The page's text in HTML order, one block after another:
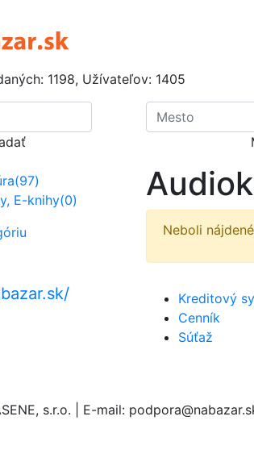
1198, Užívateľov: 1405
(97)
E-knihy(0)
Neboli
Kreditový
Cenník
Súťaž
s.r.o. | E-mail: